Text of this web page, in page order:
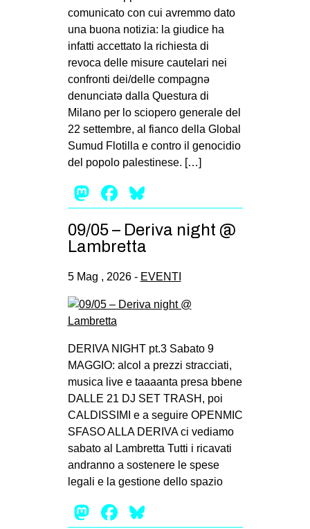
comunicato con cui avremmo dato
una buona notizia: la giudice ha
infatti accettato la richiesta di
revoca delle misure cautelari nei
confronti dei/delle compagnə
denunciatə dalla Questura di
Milano per lo sciopero generale del
22 settembre, al fianco della Global
Sumud Flotilla e contro il genocidio
del popolo palestinese. […]
Mastodon
Facebook
09/05 – Deriva night @
Lambretta
5 Mag , 2026 - EVENTI
DERIVA NIGHT pt.3 Sabato 9
MAGGIO: alcol a prezzi stracciati,
musica live e taaaanta presa bbene
DALLE 21 DJ SET TRASH, poi
CALDISSIMI e a seguire OPENMIC
SFASO ALLA DERIVA ci vediamo
sabato al Lambretta Tutti i ricavati
andranno a sostenere le spese
legali e la gestione dello spazio
Mastodon
Facebook